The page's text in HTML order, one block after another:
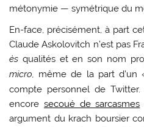
métonymie — symétrique du
En-face, précisément, à part
Claude Askolovitch n’est pas
ès qualités et en son nom
micro, même de la part d’un
compte personnel de
encore secoué de sarcasmes
argument du krach boursier